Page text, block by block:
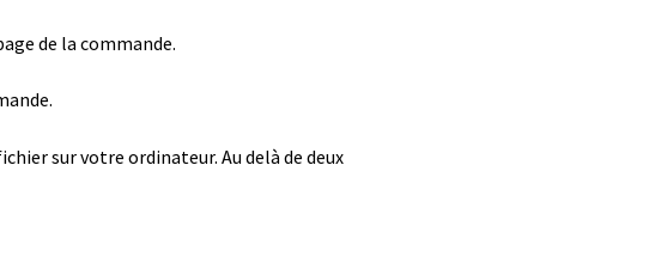
de la commande.
sur votre ordinateur. Au delà de deux